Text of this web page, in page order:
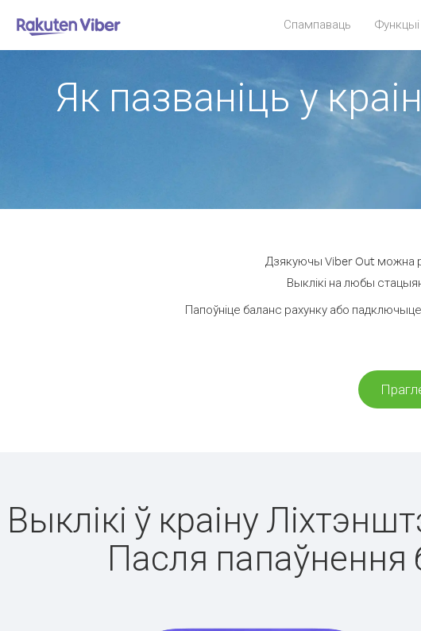
Спампаваць Функцыі
Як пазваніць у
Дзякуючы Viber Out можна
Выклікі на любы
Папоўніце баланс рахунку або
Выклікі ў краіну
Пасля папаўнення